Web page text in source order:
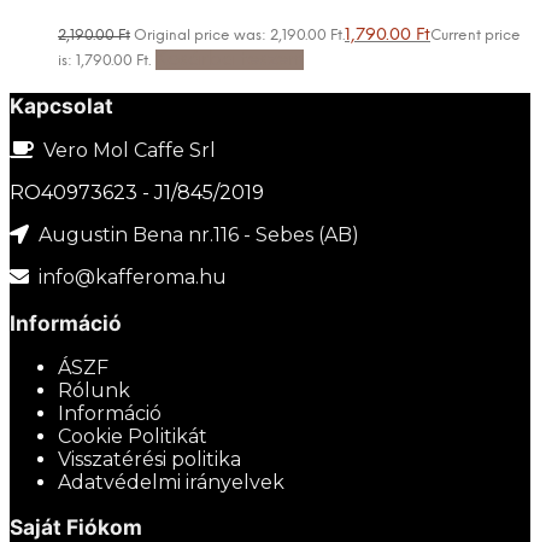
2,190.00Ft Original price was: 2,190.00 Ft.1,790.00 FtCurrent price
is: 1,790.00 Ft.
Kapcsolat
Vero Mol Caffe Srl
RO40973623 - J1/845/2019
Augustin Bena nr.116 - Sebes (AB)
info@kafferoma.hu
Információ
ÁSZF
Rólunk
Információ
Cookie Politikát
Visszatérési politika
Adatvédelmi irányelvek
Saját Fiókom